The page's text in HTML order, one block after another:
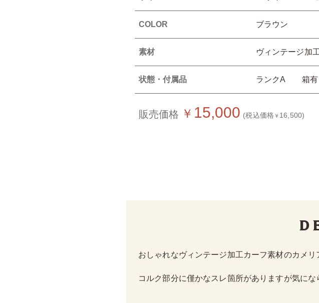
COLOR ブラウン
素材 ヴィンテージ加
状態・付属品 ランクA 箱有
販売価格 ￥ 15,000 (税込価格 ￥ 16,500)
おしゃれなヴィンテージ加工カーフ素材のカメ
コルク部分に僅かなスレ箇所がありますが気にな